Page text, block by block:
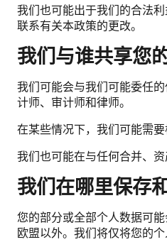
我们也可能出于我们的合法
联系有关本政策的更改。
我们与谁共享您
我们可能会与我们可能委任
计师、审计师和律师。
在某些情况下，我们可能需
我们也可能在与任何合并、
我们在哪里保存
您的部分或全部个人数据可
欧盟以外。我们将仅将您的